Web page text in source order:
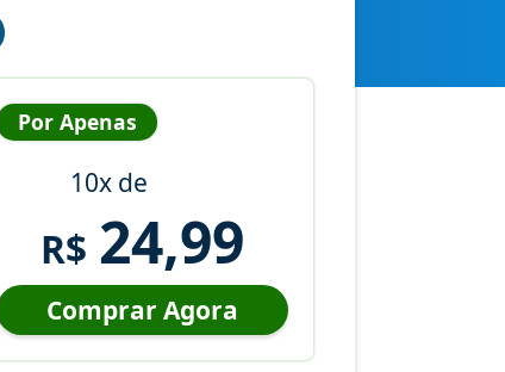
Por Apenas
10x de
R$ 24,99
Comprar Agora